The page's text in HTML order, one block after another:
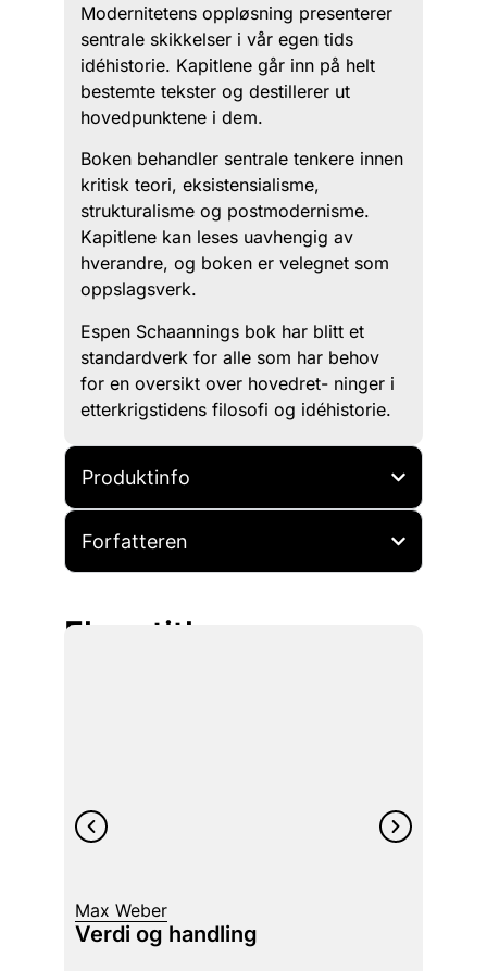
Modernitetens oppløsning presenterer
sentrale skikkelser i vår egen tids
idéhistorie. Kapitlene går inn på helt
bestemte tekster og destillerer ut
hovedpunktene i dem.
Boken behandler sentrale tenkere innen
kritisk teori, eksistensialisme,
strukturalisme og postmodernisme.
Kapitlene kan leses uavhengig av
hverandre, og boken er velegnet som
oppslagsverk.
Espen Schaannings bok har blitt et
standardverk for alle som har behov
for en oversikt over hovedret- ninger i
etterkrigstidens filosofi og idéhistorie.
Produktinfo
Forfatteren
Flere titler
Max Weber
Verdi og handling